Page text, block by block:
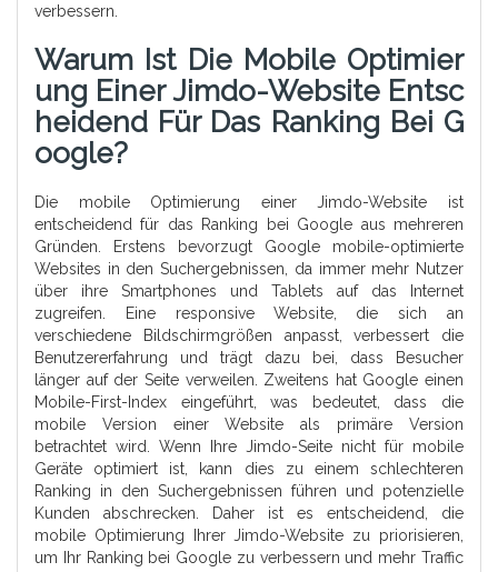
verbessern.
Warum Ist Die Mobile Optimier
Ung Einer Jimdo-Website Entsc
Heidend Für Das Ranking Bei G
Oogle?
Die mobile Optimierung einer Jimdo-Website ist
entscheidend für das Ranking bei Google aus mehreren
Gründen. Erstens bevorzugt Google mobile-optimierte
Websites in den Suchergebnissen, da immer mehr Nutzer
über ihre Smartphones und Tablets auf das Internet
zugreifen. Eine responsive Website, die sich an
verschiedene Bildschirmgrößen anpasst, verbessert die
Benutzererfahrung und trägt dazu bei, dass Besucher
länger auf der Seite verweilen. Zweitens hat Google einen
Mobile-First-Index eingeführt, was bedeutet, dass die
mobile Version einer Website als primäre Version
betrachtet wird. Wenn Ihre Jimdo-Seite nicht für mobile
Geräte optimiert ist, kann dies zu einem schlechteren
Ranking in den Suchergebnissen führen und potenzielle
Kunden abschrecken. Daher ist es entscheidend, die
mobile Optimierung Ihrer Jimdo-Website zu priorisieren,
um Ihr Ranking bei Google zu verbessern und mehr Traffic